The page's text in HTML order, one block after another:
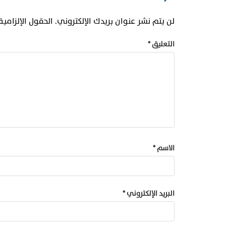
لن يتم نشر عنوان بريدك الإلكتروني. الحقول
التعليق*
الاسم*
البريد الإلكتروني*